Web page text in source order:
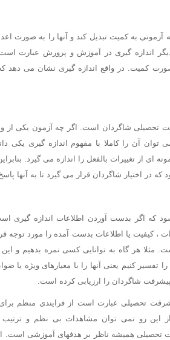
آزمونی به کمیت تبدیل کند و آنها را به صورت
اندازه گیری در آموزش و پرورش عبارت
کمیت. در واقع اندازه گیری نشان می دهد
تحصیلی شاگردان است. اگر چه آزمون یکی از
آن را کاملا با مفهوم اندازه گیری یکی
ای از تغییرات بالفعل را اندازه می گیرد.
در اختیار شاگردان قرار می گیرد تا به آنها
که اگر بدست آوردن اطلاعات اندازه گیری
کیفیت یا اطلاعات بدست آمده را مورد توجه
مثلا هر گاه به توانایی کسی نمره بدهیم و
تفسیر کنیم یعنی آنها را با معیارهای ویژه یا
پیشرفت شاگردان را ارزیابی کرده است.
تحصیلی عبارت است از فرایندی منظم
این رو نمی توان مشاهدات بی نظم و ترتیب
تحصیلی همیشه ناظر بر هدفهای آموزشی است.